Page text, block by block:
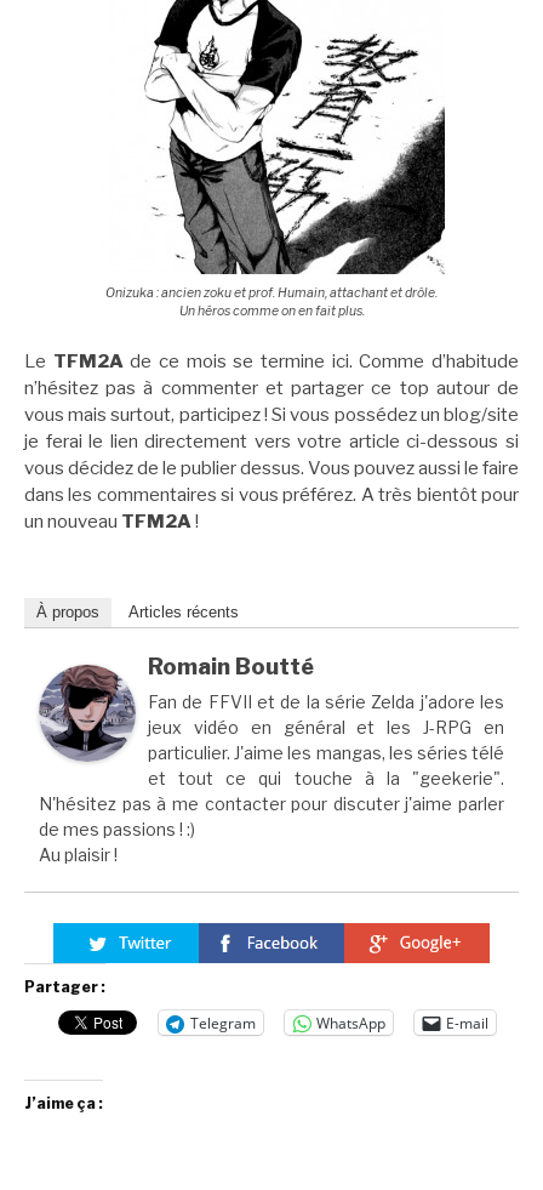
Onizuka : ancien zoku et prof. Humain, attachant et drôle.
Un héros comme on en fait plus.
Le TFM2Ade ce mois se termine ici. Comme d’habitude
n’hésitez pas à commenter et partager ce top autour de
vous mais surtout, participez ! Si vous possédez un blog/site
je ferai le lien directement vers votre article ci-dessous si
vous décidez de le publier dessus. Vous pouvez aussi le faire
dans les commentaires si vous préférez. A très bientôt pour
un nouveau TFM2A!
À propos Articles récents
Romain Boutté
Fan de FFVII et de la série Zelda j'adore les
jeux vidéo en général et les J-RPG en
particulier. J'aime les mangas, les séries télé
et tout ce qui touche à la "geekerie".
N'hésitez pas à me contacter pour discuter j'aime parler
de mes passions ! :)
Au plaisir !
Partager :
Telegram WhatsApp E-mail
J’aime ça :